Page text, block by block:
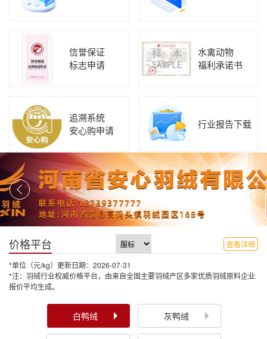
信誉保证
标志申请
水禽动物
福利承诺书
追溯系统
安心购申请
行业报告下载
价格平台 查看详细
*单位（元/kg）更新日期：2026-07-31
*注：羽绒行业权威价格平台，由来自全国主要羽绒产区多家优质羽绒原料企业
报价平均生成。
白鸭绒 灰鸭绒